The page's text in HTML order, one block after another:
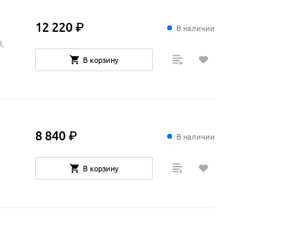
В наличии
12 220 ₽
В корзину
В наличии
8 840 ₽
В корзину